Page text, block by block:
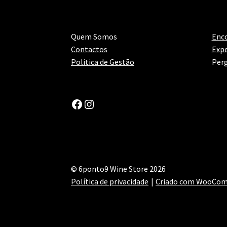
Quem Somos
Contactos
Politica de Gestão
Facebook
Instagram
© 6ponto9 Wine Store 2026
Política de privacidade
Criado com